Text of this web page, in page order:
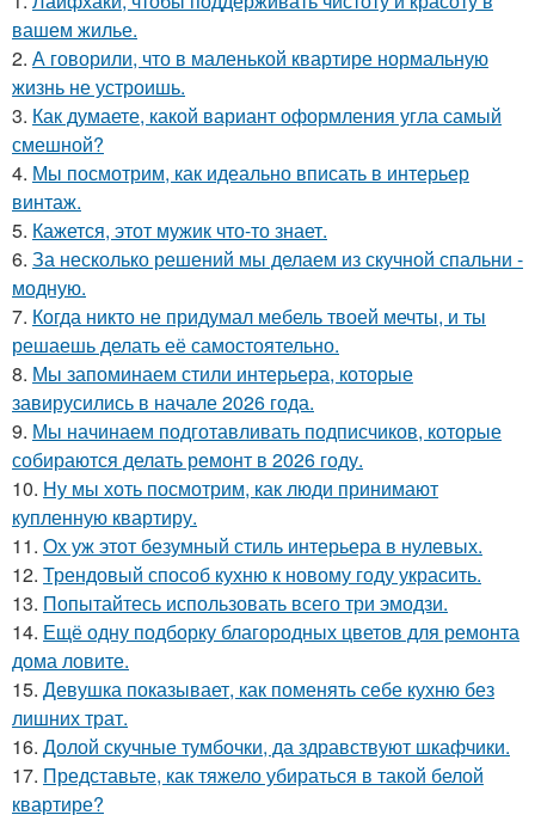
вашем жилье.
2. А говорили, что в маленькой квартире нормальную
жизнь не устроишь.
3. Как думаете, какой вариант оформления угла самый
смешной?
4. Мы посмотрим, как идеально вписать в интерьер
винтаж.
5. Кажется, этот мужик что-то знает.
6. За несколько решений мы делаем из скучной спальни -
модную.
7. Когда никто не придумал мебель твоей мечты, и ты
решаешь делать её самостоятельно.
8. Мы запоминаем стили интерьера, которые
завирусились в начале 2026 года.
9. Мы начинаем подготавливать подписчиков, которые
собираются делать ремонт в 2026 году.
10. Ну мы хоть посмотрим, как люди принимают
купленную квартиру.
11. Ох уж этот безумный стиль интерьера в нулевых.
12. Трендовый способ кухню к новому году украсить.
13. Попытайтесь использовать всего три эмодзи.
14. Ещё одну подборку благородных цветов для ремонта
дома ловите.
15. Девушка показывает, как поменять себе кухню без
лишних трат.
16. Долой скучные тумбочки, да здравствуют шкафчики.
17. Представьте, как тяжело убираться в такой белой
квартире?